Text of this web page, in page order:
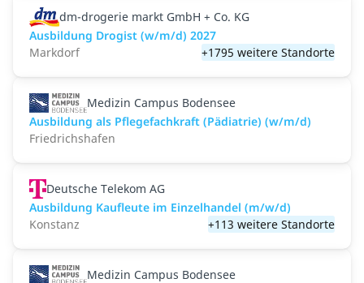
dm-drogerie markt GmbH + Co. KG
Ausbildung Drogist (w/m/d) 2027
Markdorf
+1795 weitere Standorte
Medizin Campus Bodensee
Ausbildung als Pflegefachkraft (Pädiatrie) (w/m/d)
Friedrichshafen
Deutsche Telekom AG
Ausbildung Kaufleute im Einzelhandel (m/w/d)
Konstanz
+113 weitere Standorte
Medizin Campus Bodensee